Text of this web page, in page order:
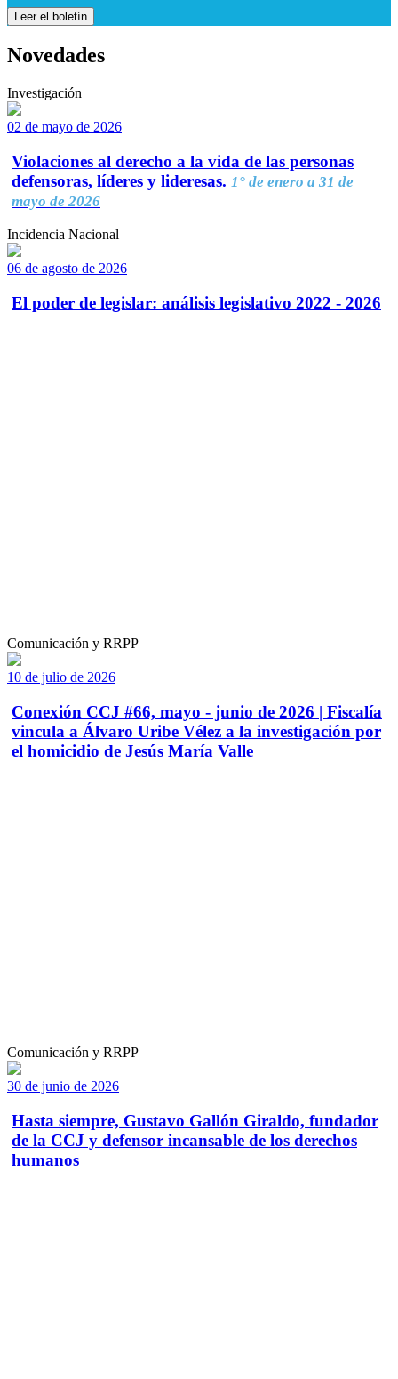
Leer el boletín
Novedades
Investigación
02 de mayo de 2026
Violaciones al derecho a la vida de las personas
defensoras, líderes y lideresas. 1° de enero a 31 de
mayo de 2026
Incidencia Nacional
06 de agosto de 2026
El poder de legislar: análisis legislativo 2022 - 2026
Comunicación y RRPP
10 de julio de 2026
Conexión CCJ #66, mayo - junio de 2026 | Fiscalía
vincula a Álvaro Uribe Vélez a la investigación por
el homicidio de Jesús María Valle
Comunicación y RRPP
30 de junio de 2026
Hasta siempre, Gustavo Gallón Giraldo, fundador
de la CCJ y defensor incansable de los derechos
humanos